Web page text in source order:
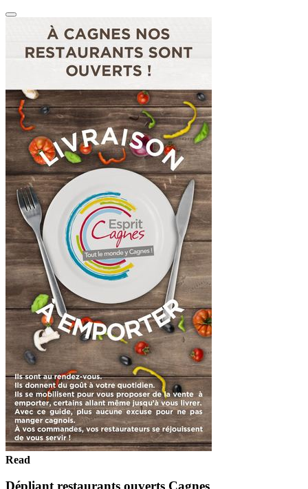
Read
Dépliant restaurants ouverts Cagnes